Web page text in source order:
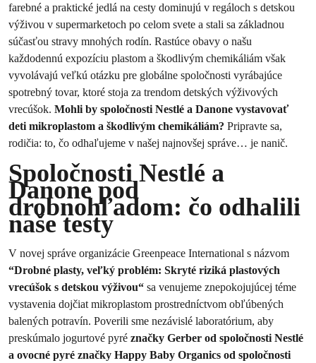
farebné a praktické jedlá na cesty dominujú v regáloch s detskou
výživou v supermarketoch po celom svete a stali sa základnou
súčasťou stravy mnohých rodín. Rastúce obavy o našu
každodennú expozíciu plastom a škodlivým chemikáliám však
vyvolávajú veľkú otázku pre globálne spoločnosti vyrábajúce
spotrebný tovar, ktoré stoja za trendom detských výživových
vrecúšok. Mohli by spoločnosti Nestlé a Danone vystavovať
deti mikroplastom a škodlivým chemikáliám? Pripravte sa,
rodičia: to, čo odhaľujeme v našej najnovšej správe… je nanič.
Spoločnosti Nestlé a
Danone pod
drobnohľadom: čo odhalili
naše testy
V novej správe organizácie Greenpeace International s názvom
“Drobné plasty, veľký problém: Skryté riziká plastových
vrecúšok s detskou výživou“ sa venujeme znepokojujúcej téme
vystavenia dojčiat mikroplastom prostredníctvom obľúbených
balených potravín. Poverili sme nezávislé laboratórium, aby
preskúmalo jogurtové pyré značky Gerber od spoločnosti Nestlé
a ovocné pyré značky Happy Baby Organics od spoločnosti